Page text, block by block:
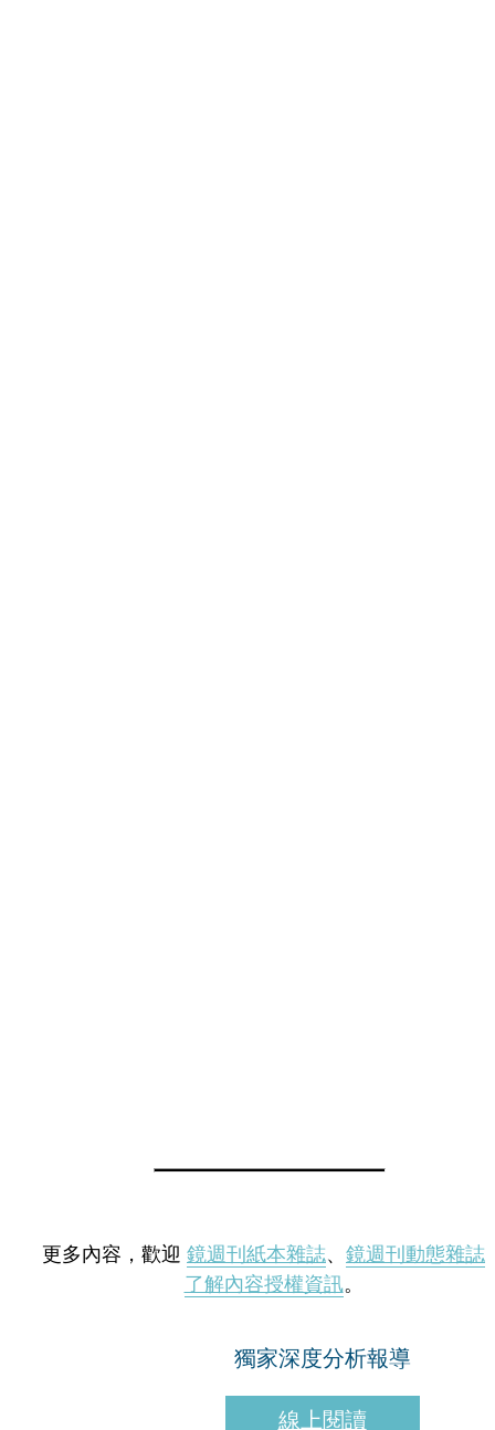
更多內容，歡迎 鏡週刊紙本雜誌、 鏡週刊動態雜誌
了解內容授權資訊。
獨家深度分析報導
線上閱讀